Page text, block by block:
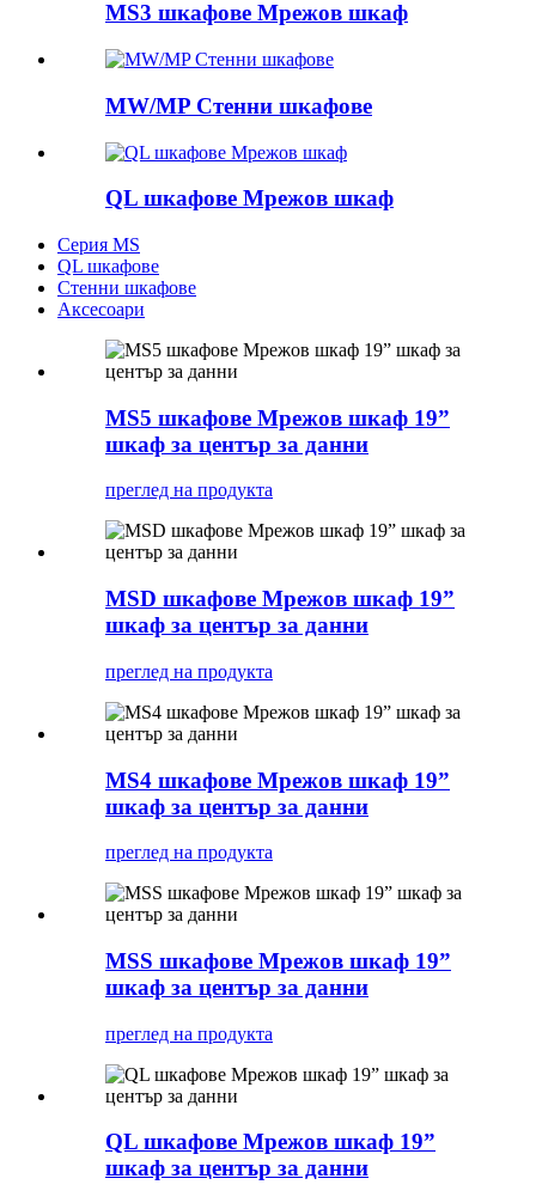
MS3 шкафове Мрежов шкаф
MW/MP Стенни шкафове
QL шкафове Мрежов шкаф
Серия MS
QL шкафове
Стенни шкафове
Аксесоари
MS5 шкафове Мрежов шкаф 19”
шкаф за център за данни
преглед на продукта
MSD шкафове Мрежов шкаф 19”
шкаф за център за данни
преглед на продукта
MS4 шкафове Мрежов шкаф 19”
шкаф за център за данни
преглед на продукта
MSS шкафове Мрежов шкаф 19”
шкаф за център за данни
преглед на продукта
QL шкафове Мрежов шкаф 19”
шкаф за център за данни